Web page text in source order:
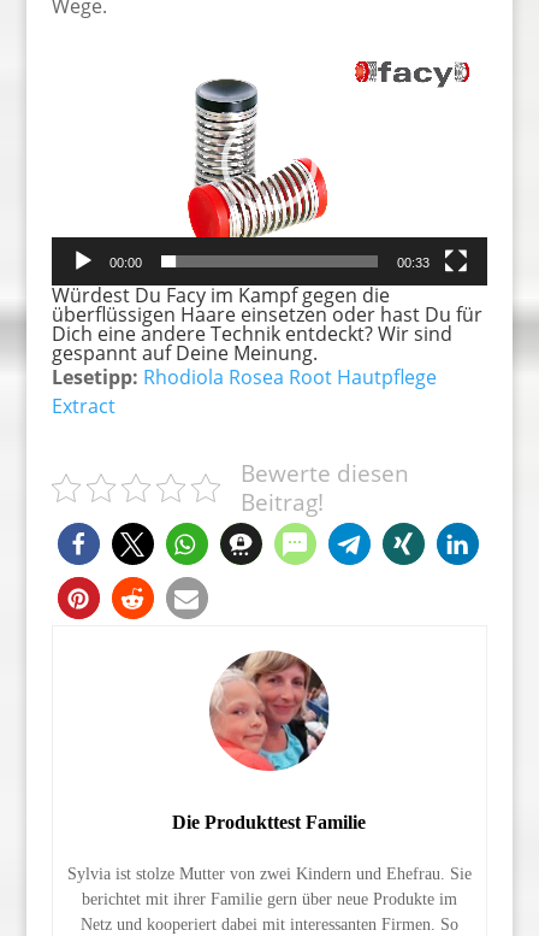
Wege.
00:00 00:33
Würdest Du Facy im Kampf gegen die
überflüssigen Haare einsetzen oder hast Du für
Dich eine andere Technik entdeckt? Wir sind
gespannt auf Deine Meinung.
Lesetipp: Rhodiola Rosea Root Hautpflege
Extract
Bewerte diesen
Beitrag!
Die Produkttest Familie
Sylvia ist stolze Mutter von zwei Kindern und Ehefrau. Sie
berichtet mit ihrer Familie gern über neue Produkte im
Netz und kooperiert dabei mit interessanten Firmen. So